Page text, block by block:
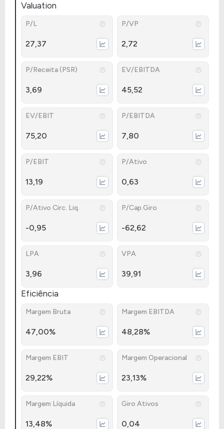
Valuation
P/L
27,37
P/VP
2,72
P/Receita (PSR)
3,69
EV/EBITDA
45,52
EV/EBIT
75,20
P/EBITDA
7,80
P/EBIT
13,19
P/Ativo
0,63
P/Ativo Circ. Liq.
-0,95
P/Cap.Giro
-62,62
LPA
3,96
VPA
39,91
Eficiência
Margem Bruta
47,00%
Margem EBITDA
48,28%
Margem EBIT
29,22%
Margem Operacional
23,13%
Margem Líquida
13,48%
Giro Ativos
0,04